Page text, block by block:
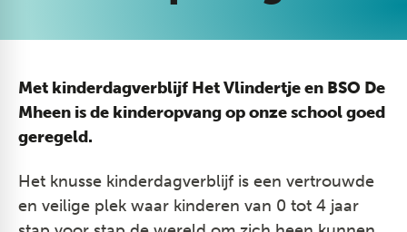
Met kinderdagverblijf Het Vlindertje en BSO De
Mheen is de kinderopvang op onze school goed
geregeld.
Het knusse kinderdagverblijf is een vertrouwde
en veilige plek waar kinderen van 0 tot 4 jaar